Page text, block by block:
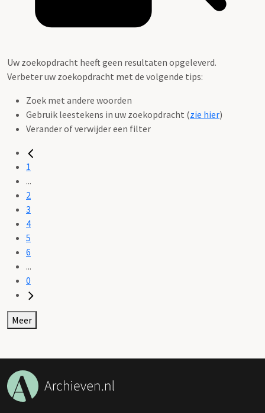
Uw zoekopdracht heeft geen resultaten opgeleverd.
Verbeter uw zoekopdracht met de volgende tips:
Zoek met andere woorden
Gebruik leestekens in uw zoekopdracht (zie hier)
Verander of verwijder een filter
1
...
2
3
4
5
6
...
0
Meer